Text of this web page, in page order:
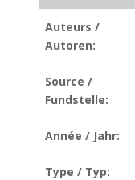
Auteurs /
Autoren:
Source /
Fundstelle:
Année / Jahr:
Type / Typ: